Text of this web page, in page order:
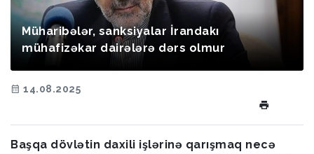
Müharibələr, sanksiyalar İrandakı
mühafizəkar dairələrə dərs olmur
14.08.2025
Başqa dövlətin daxili işlərinə qarışmaq necə